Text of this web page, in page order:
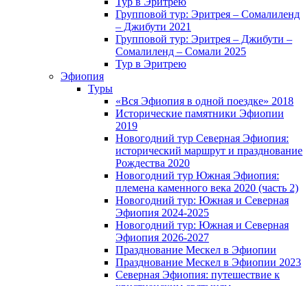
Групповой тур: Эритрея – Cомалиленд
– Джибути 2021
Групповой тур: Эритрея – Джибути –
Сомалиленд – Сомали 2025
Тур в Эритрею
Эфиопия
Туры
«Вся Эфиопия в одной поездке» 2018
Исторические памятники Эфиопии
2019
Новогодний тур Северная Эфиопия:
исторический маршрут и празднование
Рождества 2020
Новогодний тур Южная Эфиопия:
племена каменного века 2020 (часть 2)
Новогодний тур: Южная и Северная
Эфиопия 2024-2025
Новогодний тур: Южная и Северная
Эфиопия 2026-2027
Празднование Мескел в Эфиопии
Празднование Мескел в Эфиопии 2023
Северная Эфиопия: путешествие к